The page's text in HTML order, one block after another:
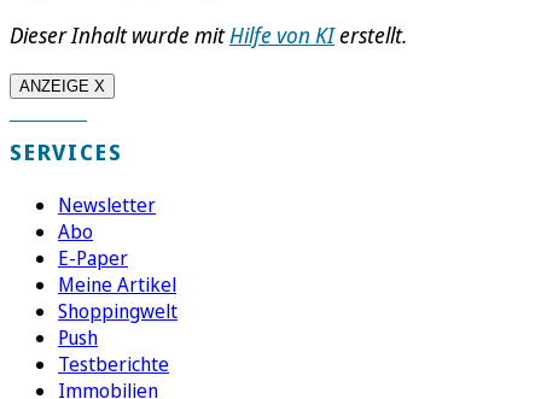
Dieser Inhalt wurde mitHilfe von KIerstellt.
ANZEIGE X
SERVICES
Newsletter
Abo
E-Paper
Meine Artikel
Shoppingwelt
Push
Testberichte
Immobilien